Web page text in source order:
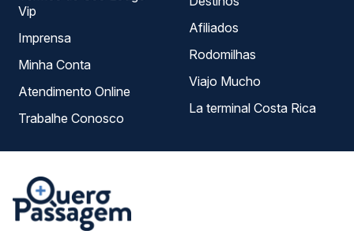
Vip
Imprensa
Minha Conta
Atendimento Online
Trabalhe Conosco
Afiliados
Rodomilhas
Viajo Mucho
La terminal Costa Rica